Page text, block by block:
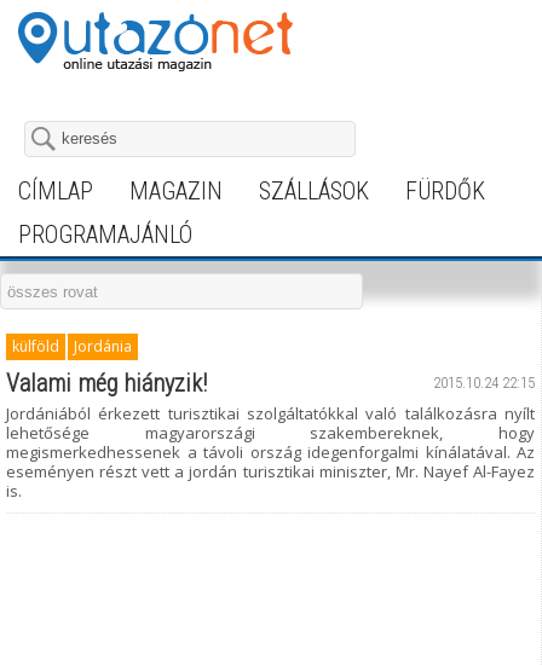
CÍMLAP MAGAZIN SZÁLLÁSOK
FÜRDŐK
PROGRAMAJÁNLÓ
külföld Jordánia
2015.10.24 22:15
Valami még hiányzik!
Jordániából érkezett turisztikai szolgáltatókkal való találkozásra nyílt
lehetősége magyarországi szakembereknek, hogy
megismerkedhessenek a távoli ország idegenforgalmi kínálatával. Az
eseményen részt vett a jordán turisztikai miniszter, Mr. Nayef Al-Fayez
is.